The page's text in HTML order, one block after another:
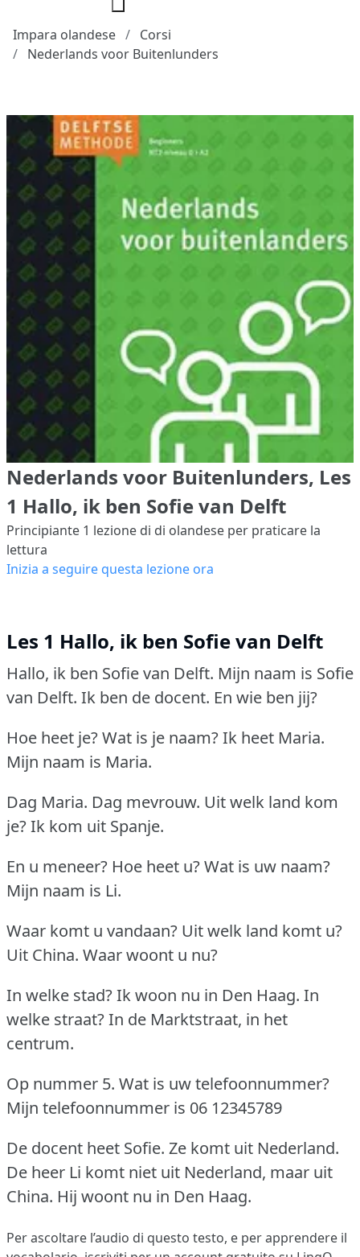
Impara olandese
Corsi
Nederlands voor Buitenlunders
Nederlands voor Buitenlunders, Les
1 Hallo, ik ben Sofie van Delft
Principiante 1 lezione di di olandese per praticare la
lettura
Inizia a seguire questa lezione ora
Les 1 Hallo, ik ben Sofie van Delft
Hallo, ik ben Sofie van Delft. Mijn naam is Sofie
van Delft. Ik ben de docent. En wie ben jij?
Hoe heet je?Wat is je naam?Ik heet Maria.
Mijn naam is Maria.
Dag Maria. Dag mevrouw. Uit welk land kom
je?Ik kom uit Spanje.
En u meneer? Hoe heet u?Wat is uw naam?
Mijn naam is Li.
Waar komt u vandaan? Uit welk land komt u?
Uit China. Waar woont u nu?
In welke stad?Ik woon nu in Den Haag. In
welke straat?In de Marktstraat, in het
centrum.
Op nummer 5. Wat is uw telefoonnummer?
Mijn telefoonnummer is 06 12345789
De docent heet Sofie. Ze komt uit Nederland.
De heer Li komt niet uit Nederland, maar uit
China. Hij woont nu in Den Haag.
Per ascoltare l’audio di questo testo, e per apprendere il